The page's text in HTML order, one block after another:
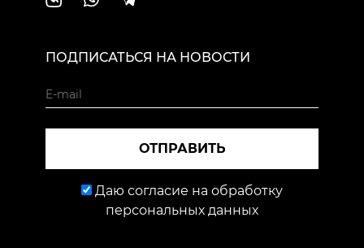
ПОДПИСАТЬСЯ НА НОВОСТИ
ОТПРАВИТЬ
Даю согласие на обработку
персональных данных